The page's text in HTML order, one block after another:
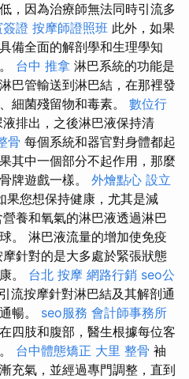
，因為治療師無法同時引流多
證 按摩師證照班 此外，如果
備全面的解剖學和生理學知
台中 推拿 淋巴系統的功能是
巴管輸送到淋巴結，在那裡發
細菌殘留物和毒素。 數位行
排出，之後淋巴液保持清
骨 每個系統和器官對身體都起
其中一個部分不起作用，那麼
牌遊戲一樣。 外燴點心 設立
果您想保持健康，尤其是減
養和氧氣的淋巴液透過淋巴
。 淋巴液流量的增加使免疫
針對的是大多處於緊張狀態
。 台北 按摩 網路行銷 seo公
引流按摩針對淋巴結及其解剖通
暢。 seo服務 會計師事務所
四肢和腹部，醫生根據每位客
台中體態矯正 大里 整骨 袖
充氣，並經過專門調整，直到